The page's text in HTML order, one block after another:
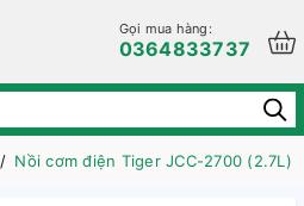
Gọi mua hàng:
0364833737
Nồi cơm điện Tiger JCC-2700 (2.7L)